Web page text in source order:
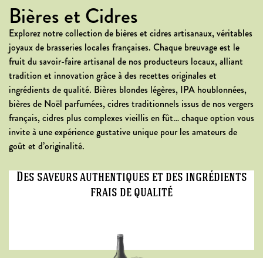
Des saveurs authentiques et des ingrédients
frais de qualité
Bières et Cidres
Explorez notre collection de bières et cidres artisanaux, véritables
joyaux de brasseries locales françaises. Chaque breuvage est le
fruit du savoir-faire artisanal de nos producteurs locaux, alliant
tradition et innovation grâce à des recettes originales et
ingrédients de qualité. Bières blondes légères, IPA houblonnées,
bières de Noël parfumées, cidres traditionnels issus de nos vergers
français, cidres plus complexes vieillis en fût… chaque option vous
invite à une expérience gustative unique pour les amateurs de
goût et d’originalité.